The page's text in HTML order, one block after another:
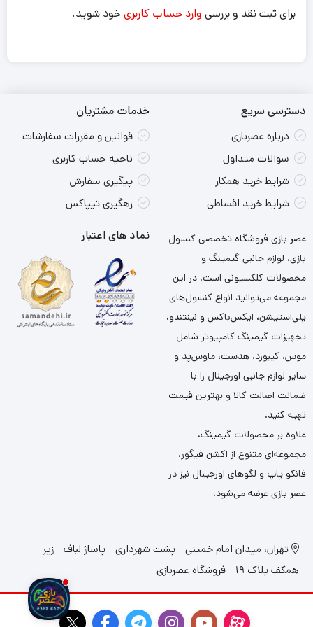
برای ثبت نقد و بررسی وارد حساب کاربری خود شوید.
دسترسی سریع
درباره عصربازی
سوالات متداول
شرایط خرید همکار
شرایط خرید اقساطی
خدمات مشتریان
قوانین و مقررات سفارشات
ناحیه حساب کاربری
پیگیری سفارش
رهگیری تیپاکس
عصر بازی فروشگاه تخصصی کنسول
بازی، لوازم جانبی گیمینگ و
محصولات کلکسیونی است. در این
مجموعه می‌توانید انواع کنسول‌های
پلی‌استیشن، ایکس‌باکس و نینتندو،
تجهیزات گیمینگ کامپیوتر شامل
موس، کیبورد، هدست، ماوس‌پد و
سایر لوازم جانبی اورجینال را با
ضمانت اصالت کالا و بهترین قیمت
تهیه کنید.
علاوه بر محصولات گیمینگ،
مجموعه‌ای متنوع از اکشن فیگور،
فانکو پاپ و لگوهای اورجینال نیز در
عصر بازی عرضه می‌شود.
نماد های اعتبار
تهران، میدان امام خمینی - پشت شهرداری - پاساژ لباف - زیر
همکف پلاک 19 - فروشگاه عصربازی